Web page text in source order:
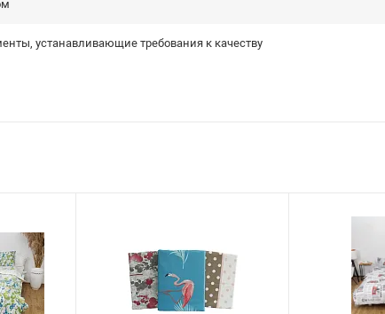
устанавливающие требования к качеству